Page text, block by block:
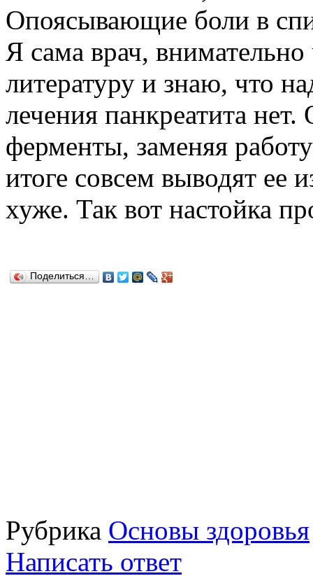
Опоясывающие боли в
Я сама врач,
литературу и знаю, что
лечения панкреатита
ферменты, заменяя
итоге совсем выводят ее
хуже. Так вот настойка
Поделиться…
Рубрика Основы здоровья
Написать ответ